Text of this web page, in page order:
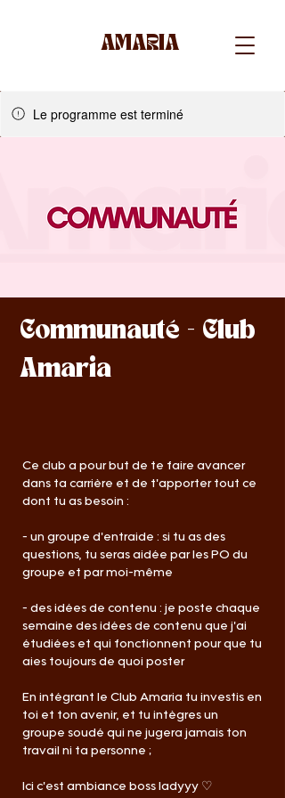
AMARIA
Le programme est terminé
Communauté - Club
Amaria
Ce club a pour but de te faire avancer
dans ta carrière et de t'apporter tout ce
dont tu as besoin :
- un groupe d'entraide : si tu as des
questions, tu seras aidée par les PO du
groupe et par moi-même
- des idées de contenu : je poste chaque
semaine des idées de contenu que j'ai
étudiées et qui fonctionnent pour que tu
aies toujours de quoi poster
En intégrant le Club Amaria tu investis en
toi et ton avenir, et tu intègres un
groupe soudé qui ne jugera jamais ton
travail ni ta personne ;
Ici c'est ambiance boss ladyyy ♡